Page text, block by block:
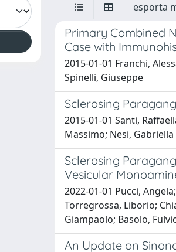
esporta
Primary Combined
Case with
2015-01-01 Franchi,
Spinelli, Giuseppe
Sclerosing
2015-01-01 Santi,
Massimo; Nesi, Gabriella
Sclerosing
Vesicular
2022-01-01 Pucci,
Torregrossa, Liborio;
Giampaolo; Basolo,
An Update on